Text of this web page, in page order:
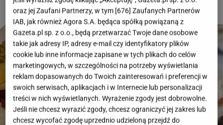
oraz jej Zaufani Partnerzy, w tym [676] Zaufanych Partnerów
IAB, jak również Agora S.A. będąca spółką powiązaną z
Gazeta.pl sp. z o.o., będą przetwarzać Twoje dane osobowe
takie jak adresy IP, adresy e-mail czy identyfikatory plików
cookie lub inne informacje zapisane w tych plikach do celów
marketingowych, w szczególności na potrzeby wyświetlania
reklam dopasowanych do Twoich zainteresowań i preferencji w
swoich serwisach, aplikacjach i w Internecie lub personalizacji
treści w nich wyświetlanych. Wyrażenie zgody jest dobrowolne.
Jeśli nie chcesz wyrazić zgody, chcesz ograniczyć jej zakres lub
chcesz wycofać zgodę uprzednio udzieloną przejdź do